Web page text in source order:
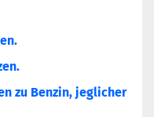
zu Benzin, jeglicher